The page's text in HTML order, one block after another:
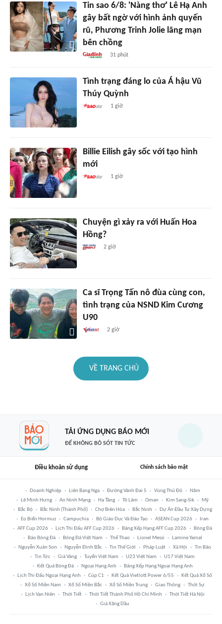
Tin sao 6/8: 'Nàng thơ' Lê Hạ Anh
gây bất ngờ với hình ảnh quyến
rũ, Phương Trinh Jolie lãng mạn
bên chồng
31 phút
Tình trạng đáng lo của Á hậu Vũ
Thúy Quỳnh
1 giờ
Billie Eilish gây sốc với tạo hình
mới
1 giờ
Chuyện gì xảy ra với Huấn Hoa
Hồng?
2 giờ
Ca sĩ Trọng Tấn nô đùa cùng con,
tình trạng của NSND Kim Cương
U90
2 giờ
VỀ TRANG CHỦ
TẢI ỨNG DỤNG BÁO MỚI
ĐỂ KHÔNG BỎ SÓT TIN TỨC
Điều khoản sử dụng Chính sách bảo mật
Doanh Nghiệp Liên Bang Nga Đường Vành Đai 5 Vùng Thủ Đô
Năm
Lê Minh Hưng
An Ninh Mạng Hạ Tầng Tô Lâm Oman Kim Sang-Sik
Mỹ
Bắc Bộ
Bắc Ninh (thành Phố) Chợ Biên Hòa Bắc Ninh
Dự Án Đầu Tư Xây Dựng
Eo Biển Hormuz
Campuchia Bộ Giáo Dục Và Đào Tạo ASEAN Cup 2026
Iran
AFF Cup 2026
Lịch Thi Đấu AFF Cup 2026 Bảng Xếp Hạng AFF Cup 2026
Bóng Đá
Báo Bóng Đá
Bóng Đá Việt Nam Thể Thao Lionel Messi
Lamine Yamal
Nguyễn Xuân Son
Nguyễn Đình Bắc Tin Thế Giới Pháp Luật Xã Hội
Tin Bão
Tin Tức
Giá Vàng Tuyển Việt Nam U23 Việt Nam
U17 Việt Nam
Kết Quả Bóng Đá
Ngoại Hạng Anh
Bảng Xếp Hạng Ngoại Hạng Anh
Lịch Thi Đấu Ngoại Hạng Anh
Cúp C1 Kết Quả Vietlott Power 6/55
Kết Quả Xổ Số
Xổ Số Miền Nam
Xổ Số Miền Bắc Xổ Số Miền Trung Giao Thông
Thời Sự
Lịch Vạn Niên
Thời Tiết Thời Tiết Thành Phố Hồ Chí Minh
Thời Tiết Hà Nội
Giá Xăng Dầu